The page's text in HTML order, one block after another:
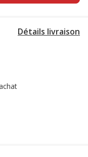
Détails livraison